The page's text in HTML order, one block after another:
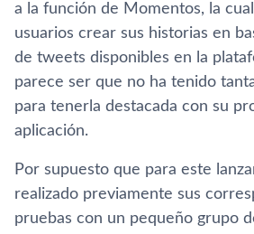
a la función de Momentos, la
usuarios crear sus historias en
de tweets disponibles en la
parece ser que no ha tenido
para tenerla destacada con su
aplicación.
Por supuesto que para este
realizado previamente sus
pruebas con un pequeño grupo